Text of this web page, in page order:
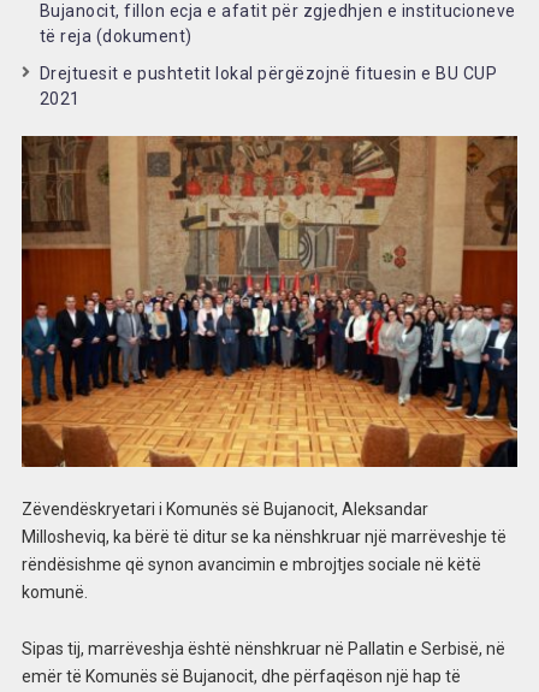
Bujanocit, fillon ecja e afatit për zgjedhjen e institucioneve
të reja (dokument)
Drejtuesit e pushtetit lokal përgëzojnë fituesin e BU CUP
2021
Zëvendëskryetari i Komunës së Bujanocit, Aleksandar
Millosheviq, ka bërë të ditur se ka nënshkruar një marrëveshje të
rëndësishme që synon avancimin e mbrojtjes sociale në këtë
komunë.
Sipas tij, marrëveshja është nënshkruar në Pallatin e Serbisë, në
emër të Komunës së Bujanocit, dhe përfaqëson një hap të